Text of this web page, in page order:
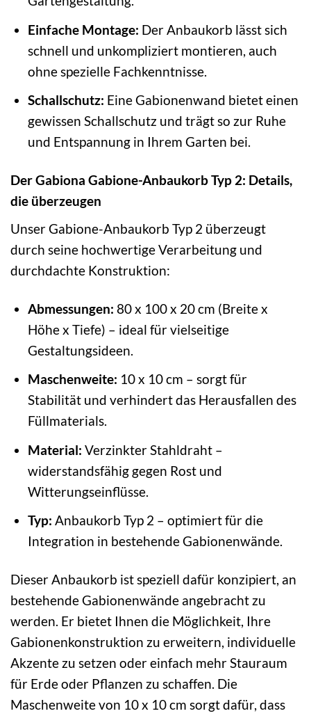
Einfache Montage: Der Anbaukorb lässt sich
schnell und unkompliziert montieren, auch
ohne spezielle Fachkenntnisse.
Schallschutz: Eine Gabionenwand bietet einen
gewissen Schallschutz und trägt so zur Ruhe
und Entspannung in Ihrem Garten bei.
Der Gabiona Gabione-Anbaukorb Typ 2: Details,
die überzeugen
Unser Gabione-Anbaukorb Typ 2 überzeugt
durch seine hochwertige Verarbeitung und
durchdachte Konstruktion:
Abmessungen: 80 x 100 x 20 cm (Breite x
Höhe x Tiefe) – ideal für vielseitige
Gestaltungsideen.
Maschenweite: 10 x 10 cm – sorgt für
Stabilität und verhindert das Herausfallen des
Füllmaterials.
Material: Verzinkter Stahldraht –
widerstandsfähig gegen Rost und
Witterungseinflüsse.
Typ: Anbaukorb Typ 2 – optimiert für die
Integration in bestehende Gabionenwände.
Dieser Anbaukorb ist speziell dafür konzipiert, an
bestehende Gabionenwände angebracht zu
werden. Er bietet Ihnen die Möglichkeit, Ihre
Gabionenkonstruktion zu erweitern, individuelle
Akzente zu setzen oder einfach mehr Stauraum
für Erde oder Pflanzen zu schaffen. Die
Maschenweite von 10 x 10 cm sorgt dafür, dass